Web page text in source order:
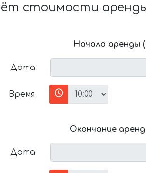
стоимости
Начало аренды
Дата
Время
Окончание
Дата